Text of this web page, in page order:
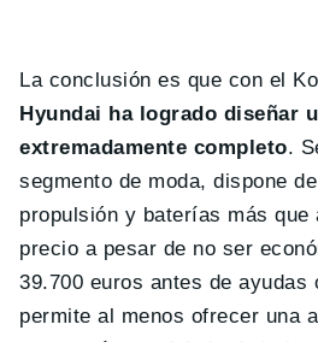
La conclusión es que con el
Hyundai ha logrado diseñar
extremadamente completo.
segmento de moda, dispone
propulsión y baterías más
precio a pesar de no ser
39.700 euros antes de ayudas
permite al menos ofrecer una